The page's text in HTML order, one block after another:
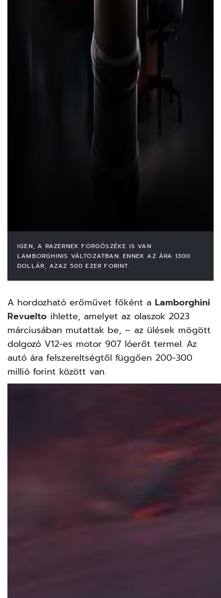
IGEN, A RAZERNEK FORGÓSZÉKE IS VAN
LAMBORGHINIS VÁLTOZATBAN. ENNEK AZ ÁRA 1300
DOLLÁR, AZAZ 500 EZER FORINT.
A hordozható erőművet főként a Lamborghini
Revuelto ihlette, amelyet az olaszok 2023
márciusában mutattak be, – az ülések mögött
dolgozó V12-es motor 907 lóerőt termel. Az
autó ára felszereltségtől függően 200-300
millió forint között van.